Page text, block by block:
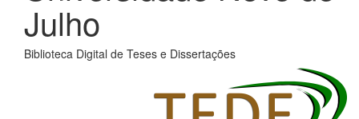
Julho
Biblioteca Digital de Teses e Dissertações